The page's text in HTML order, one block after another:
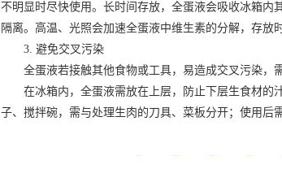
不明显时尽快使用。长时间存放，全蛋液会吸收冰箱内
隔离。高温、光照会加速全蛋液中维生素的分解，存放
3. 避免交叉污染
全蛋液若接触其他食物或工具，易造成交叉污染，需
在冰箱内，全蛋液需放在上层，防止下层生食材的
子、搅拌碗，需与处理生肉的刀具、菜板分开；使用后